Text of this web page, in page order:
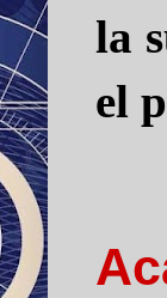
la
el